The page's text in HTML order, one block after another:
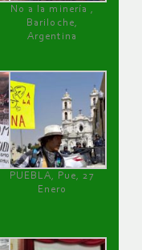
No a la minería ,
Bariloche,
Argentina
PUEBLA, Pue, 27
Enero